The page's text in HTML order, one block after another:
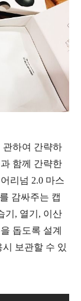
관하여 간략하
함께 간략한
리넘 2.0 마스
감싸주는 캡
기, 열기, 이산
돕도록 설계
보관할 수 있